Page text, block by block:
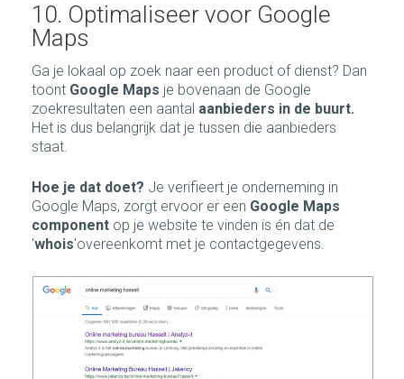
10. Optimaliseer voor Google
Maps
Ga je lokaal op zoek naar een product of dienst? Dan
toont Google Maps je bovenaan de Google
zoekresultaten een aantal aanbieders in de buurt.
Het is dus belangrijk dat je tussen die aanbieders
staat.
Hoe je dat doet? Je verifieert je onderneming in
Google Maps, zorgt ervoor er een Google Maps
component op je website te vinden is én dat de
'whois'overeenkomt met je contactgegevens.